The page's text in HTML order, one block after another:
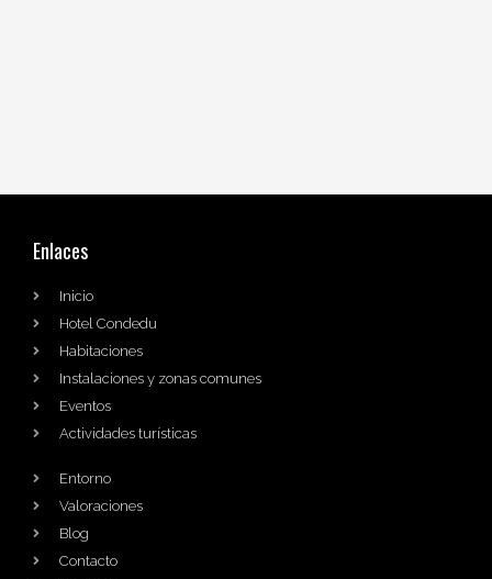
Enlaces
Inicio
Hotel Condedu
Habitaciones
Instalaciones y zonas comunes
Eventos
Actividades turísticas
Entorno
Valoraciones
Blog
Contacto